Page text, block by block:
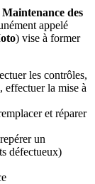
des
appelé
) vise à former
les contrôles,
effectuer la mise à
et réparer
un
défectueux)